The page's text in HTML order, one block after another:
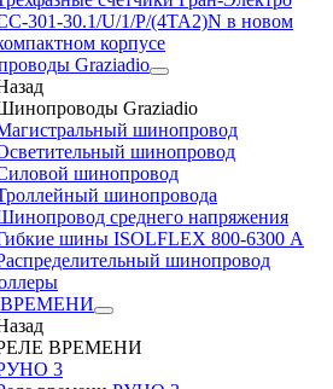
301-30.1/U/1/P/(4TA2)N в новом
корпусе
Graziadio
Graziadio
шинопровод
шинопровод
шинопровод
шинопровода
среднего напряжения
шины ISOLFLEX 800-6300 А
шинопровод
ВРЕМЕНИ
3